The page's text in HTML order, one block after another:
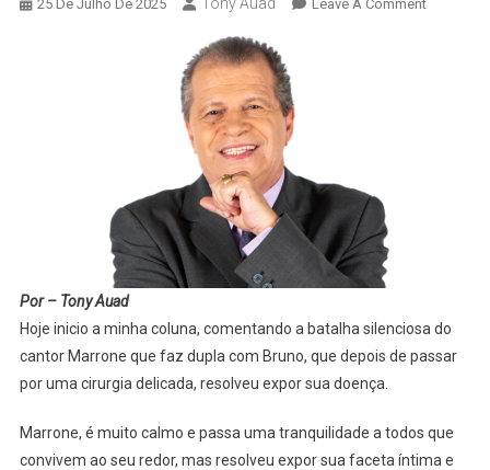
25 De Julho De 2025 Leave A Comment
Por – Tony Auad
Hoje inicio a minha coluna, comentando a batalha silenciosa do
cantor Marrone que faz dupla com Bruno, que depois de passar
por uma cirurgia delicada, resolveu expor sua doença.
Marrone, é muito calmo e passa uma tranquilidade a todos que
convivem ao seu redor, mas resolveu expor sua faceta íntima e